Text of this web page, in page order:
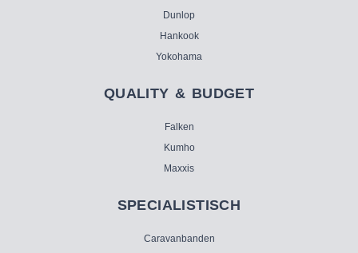
Dunlop
Hankook
Yokohama
QUALITY & BUDGET
Falken
Kumho
Maxxis
SPECIALISTISCH
Caravanbanden